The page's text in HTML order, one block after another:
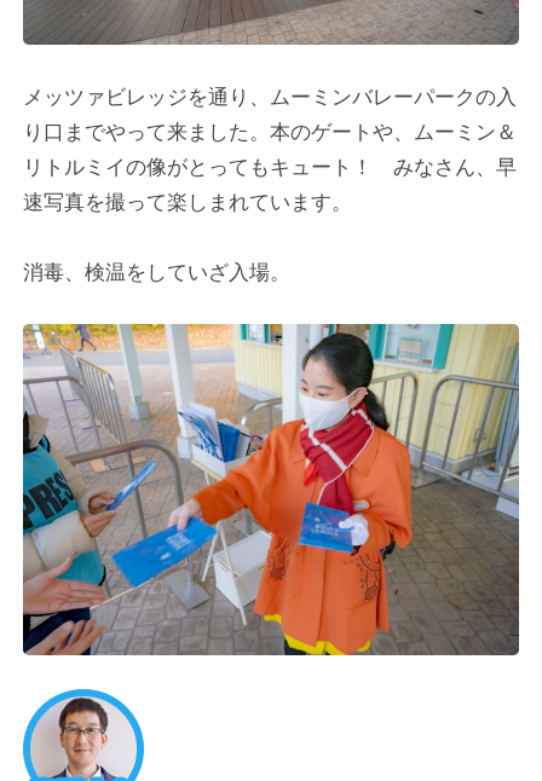
メッツァビレッジを通り、ムーミンバレーパークの入
り口までやって来ました。本のゲートや、ムーミン＆
リトルミイの像がとってもキュート！ みなさん、早
速写真を撮って楽しまれています。
消毒、検温をしていざ入場。